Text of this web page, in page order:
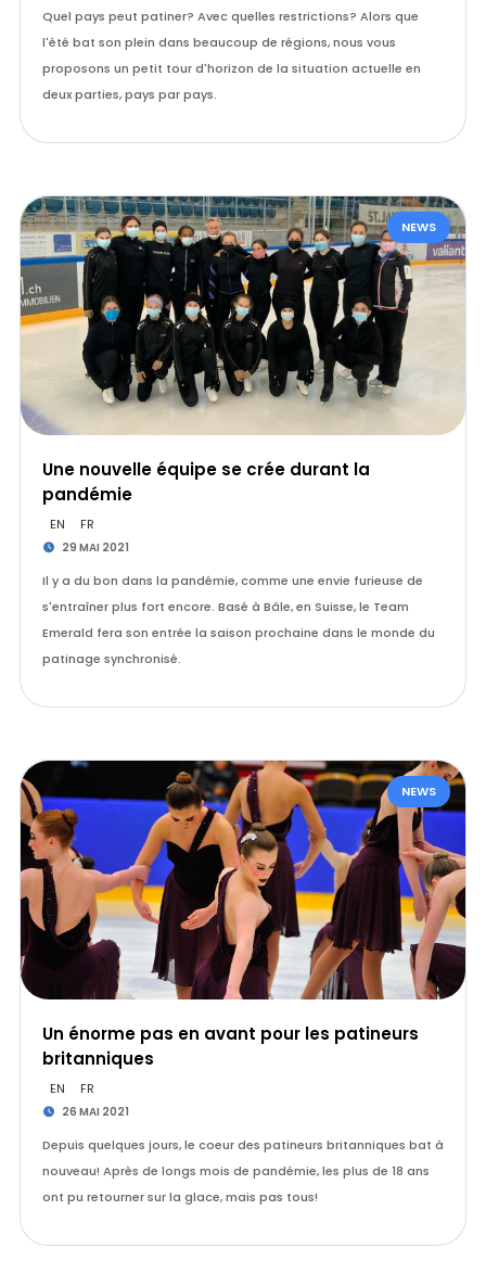
Quel pays peut patiner? Avec quelles restrictions? Alors que
l'été bat son plein dans beaucoup de régions, nous vous
proposons un petit tour d'horizon de la situation actuelle en
deux parties, pays par pays.
NEWS
Une nouvelle équipe se crée durant la
pandémie
EN FR
29 MAI 2021
Il y a du bon dans la pandémie, comme une envie furieuse de
s'entraîner plus fort encore. Basé à Bâle, en Suisse, le Team
Emerald fera son entrée la saison prochaine dans le monde du
patinage synchronisé.
NEWS
Un énorme pas en avant pour les patineurs
britanniques
EN FR
26 MAI 2021
Depuis quelques jours, le coeur des patineurs britanniques bat à
nouveau! Après de longs mois de pandémie, les plus de 18 ans
ont pu retourner sur la glace, mais pas tous!